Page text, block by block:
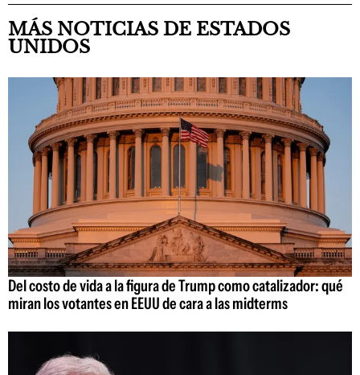
MÁS NOTICIAS DE ESTADOS
UNIDOS
Del costo de vida a la figura de Trump como catalizador: qué
miran los votantes en EEUU de cara a las midterms